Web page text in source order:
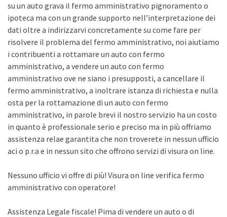
su un auto grava il fermo amministrativo pignoramento o
ipoteca ma con un grande supporto nell’interpretazione dei
dati oltre a indirizzarvi concretamente su come fare per
risolvere il problema del fermo amministrativo, noi aiutiamo
i contribuenti a rottamare un auto con fermo
amministrativo, a vendere un auto con fermo
amministrativo ove ne siano i presupposti, a cancellare il
fermo amministrativo, a inoltrare istanza di richiesta e nulla
osta per la rottamazione di un auto con fermo
amministrativo, in parole brevi il nostro servizio ha un costo
in quanto è professionale serio e preciso ma in più offriamo
assistenza relae garantita che non troverete in nessun ufficio
aci o p.r.a e in nessun sito che offrono servizi di visura on line.
Nessuno ufficio vi offre di più! Visura on line verifica fermo
amministrativo con operatore!
Assistenza Legale fiscale! Pima di vendere un auto o di